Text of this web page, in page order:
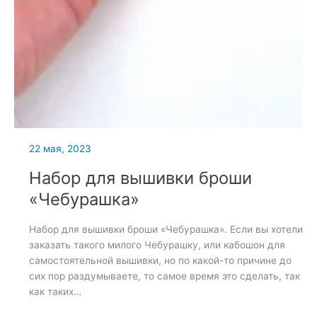
22 мая, 2023
Набор для вышивки броши
«Чебурашка»
Набор для вышивки броши «Чебурашка». Если вы хотели
заказать такого милого Чебурашку, или кабошон для
самостоятельной вышивки, но по какой-то причине до
сих пор раздумываете, то самое время это сделать, так
как таких…